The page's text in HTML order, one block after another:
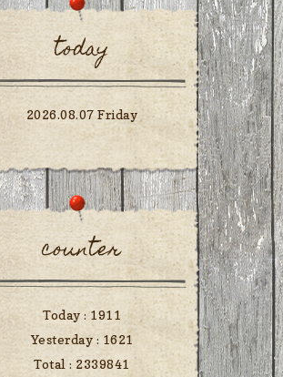
today
2026.08.07 Friday
counter
Today : 1911
Yesterday : 1621
Total : 2339841